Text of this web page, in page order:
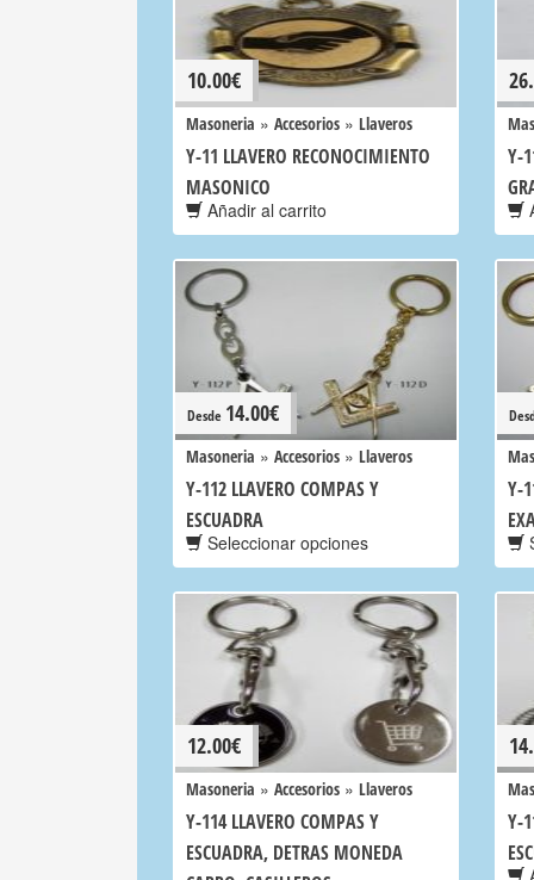
10.00€
Masoneria » Accesorios » Llaveros
Y-11 LLAVERO RECONOCIMIENTO
MASONICO
Añadir al carrito
Y-
Desde 14.00€
Masoneria » Accesorios » Llaveros
Y-112 LLAVERO COMPAS Y
ESCUADRA
Seleccionar opciones
Y-
12.00€
Masoneria » Accesorios » Llaveros
Y-114 LLAVERO COMPAS Y
ESCUADRA, DETRAS MONEDA
Y-